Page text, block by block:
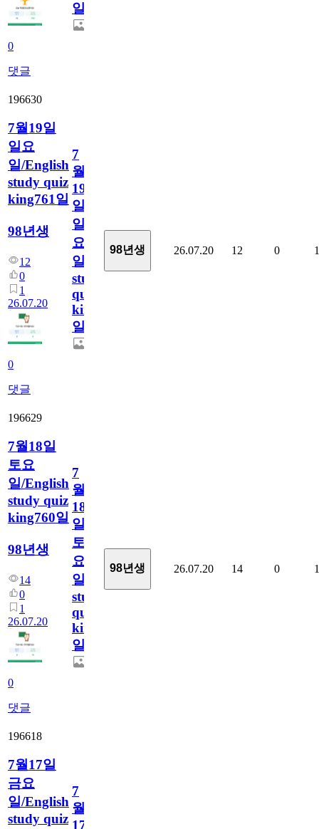
0
댓글
일
196630
7월19일
일요
일/English
study quiz
king761일
98년생
12
0
1
26.07.20
0
댓글
7
월
19
일
일
요
일/English
study
quiz
king761
일
98년생 26.07.20 12 0 1
196629
7월18일
토요
일/English
study quiz
king760일
98년생
14
0
1
26.07.20
0
댓글
7
월
18
일
토
요
일/English
study
quiz
king760
일
98년생 26.07.20 14 0 1
196618
7월17일
금요
일/English
study quiz
7
월
17